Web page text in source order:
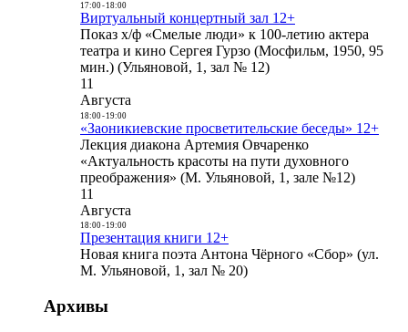
17:00- 18:00
Виртуальный концертный зал 12+
Показ х/ф «Смелые люди» к 100-летию актера
театра и кино Сергея Гурзо (Мосфильм, 1950, 95
мин.) (Ульяновой, 1, зал № 12)
11
Августа
18:00- 19:00
«Заоникиевские просветительские беседы» 12+
Лекция диакона Артемия Овчаренко
«Актуальность красоты на пути духовного
преображения» (М. Ульяновой, 1, зале №12)
11
Августа
18:00- 19:00
Презентация книги 12+
Новая книга поэта Антона Чёрного «Сбор» (ул.
М. Ульяновой, 1, зал № 20)
Архивы